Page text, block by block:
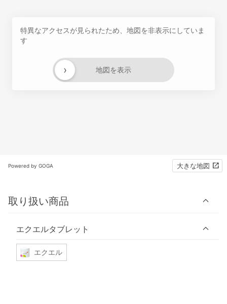
特異なアクセスが見られたため、地図を非表示にしていま
す
地図を表示
›
Powered by GOGA 大きな地図
取り扱い商品
エクエルタブレット
エクエル